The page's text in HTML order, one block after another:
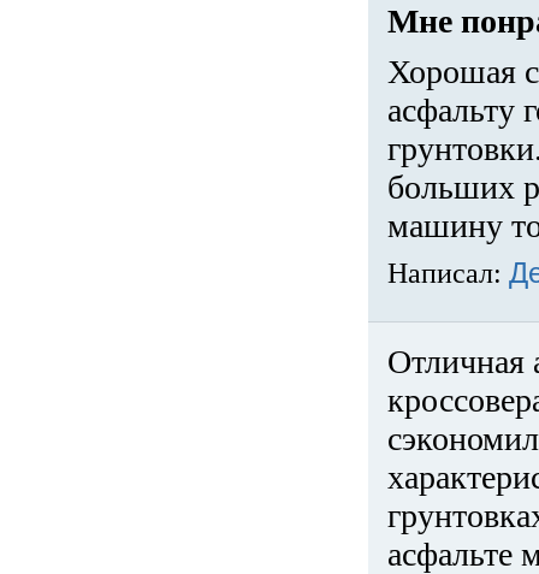
Мне
Хорошая
асфальту
больших
машину
Написал:
Отличная
асфальте